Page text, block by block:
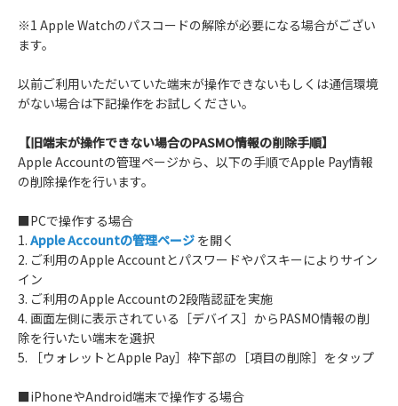
※1 Apple Watchのパスコードの解除が必要になる場合がござい
ます。
以前ご利用いただいていた端末が操作できないもしくは通信環境
がない場合は下記操作をお試しください。
【旧端末が操作できない場合のPASMO情報の削除手順】
Apple Accountの管理ページから、以下の手順でApple Pay情報
の削除操作を行います。
■PCで操作する場合
1. Apple Accountの管理ページ を開く
2. ご利用のApple Accountとパスワードやパスキーによりサイン
イン
3. ご利用のApple Accountの2段階認証を実施
4. 画面左側に表示されている［デバイス］からPASMO情報の削
除を行いたい端末を選択
5. ［ウォレットとApple Pay］枠下部の［項目の削除］をタップ
■iPhoneやAndroid端末で操作する場合